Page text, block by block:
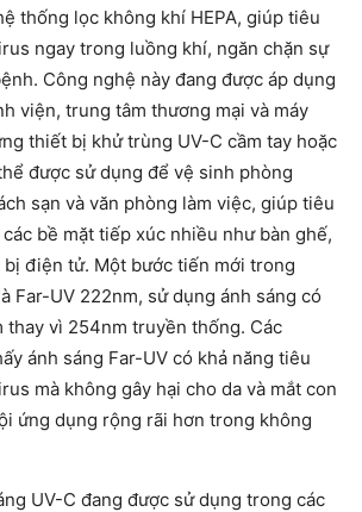
thống lọc không khí HEPA, giúp tiêu
ngay trong luồng khí, ngăn chặn sự
Công nghệ này đang được áp dụng
viện, trung tâm thương mại và máy
thiết bị khử trùng UV-C cầm tay hoặc
được sử dụng để vệ sinh phòng
sạn và văn phòng làm việc, giúp tiêu
bề mặt tiếp xúc nhiều như bàn ghế,
bị điện tử. Một bước tiến mới trong
Far-UV 222nm, sử dụng ánh sáng có
thay vì 254nm truyền thống. Các
ánh sáng Far-UV có khả năng tiêu
mà không gây hại cho da và mắt con
ứng dụng rộng rãi hơn trong không
UV-C đang được sử dụng trong các